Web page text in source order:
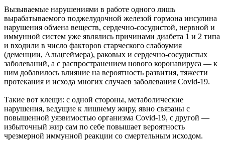
Вызываемые нарушениями в работе одного лишь
вырабатываемого поджелудочной железой гормона инсулина
нарушения обмена веществ, сердечно-сосудистой, нервной и
иммунной систем уже являлись причинами диабета 1 и 2 типа
и входили в число факторов старческого слабоумия
(деменции, Альцгеймера), раковых и сердечно-сосудистых
заболеваний, а с распространением нового коронавируса — к
ним добавилось влияние на вероятность развития, тяжести
протекания и исхода многих случаев заболевания Covid-19.
Такие вот клещи: с одной стороны, метаболические
нарушения, ведущие к лишнему жиру, явно связаны с
повышенной уязвимостью организма Covid-19, с другой —
избыточный жир сам по себе повышает вероятность
чрезмерной иммунной реакции со смертельным исходом.